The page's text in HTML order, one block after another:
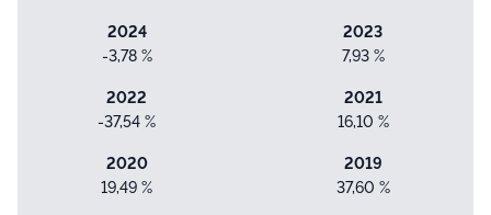
2024
-3,78 %
2023
7,93 %
2022
-37,54 %
2021
16,10 %
2020
19,49 %
2019
37,60 %